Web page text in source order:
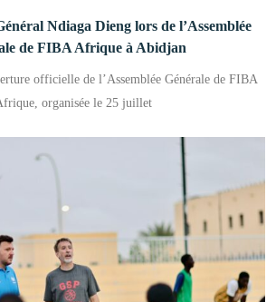
Ndiaga Dieng lors de l’Assemblée
de FIBA Afrique à Abidjan
officielle de l’Assemblée Générale de FIBA
organisée le 25 juillet